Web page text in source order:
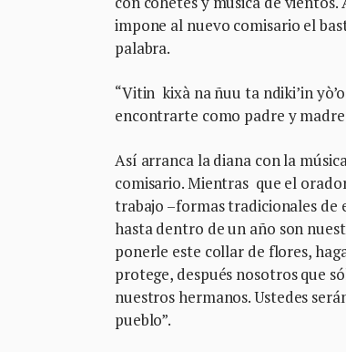
impone al nuevo comisario el
palabra.
“Vitin kixà na ñuu ta ndiki’in
encontrarte como padre y
Así arranca la diana con la
comisario. Mientras que el
trabajo –formas tradicionales de
hasta dentro de un año son
ponerle este collar de flores,
protege, después nosotros que
nuestros hermanos. Ustedes
pueblo”.